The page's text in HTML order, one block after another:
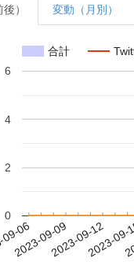
） 変動（月別）
合計
06
2023-09-092023-09-12
2023-
0
2
4
6